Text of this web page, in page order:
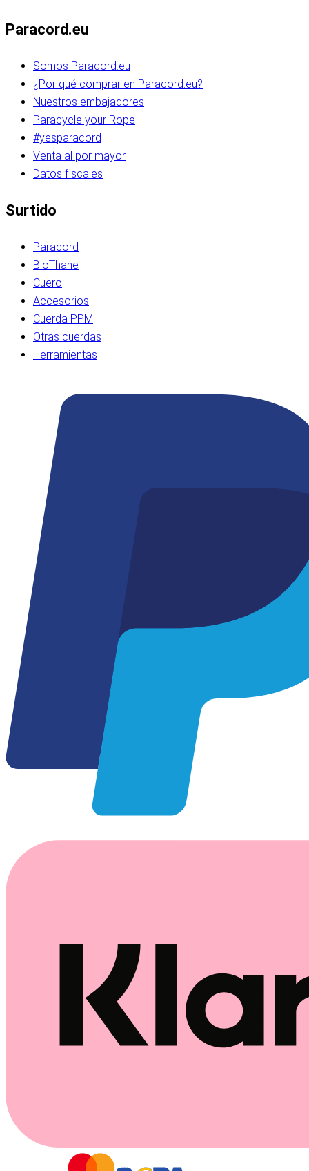
Paracord.eu
Somos Paracord.eu
¿Por qué comprar en Paracord.eu?
Nuestros embajadores
Paracycle your Rope
#yesparacord
Venta al por mayor
Datos fiscales
Surtido
Paracord
BioThane
Cuero
Accesorios
Cuerda PPM
Otras cuerdas
Herramientas